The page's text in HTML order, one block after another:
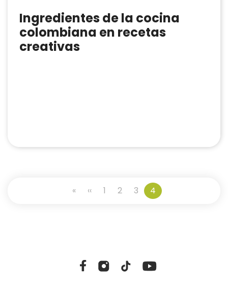
Ingredientes de la cocina
colombiana en recetas
creativas
« Primera
‹‹ Página
1 2 3 4